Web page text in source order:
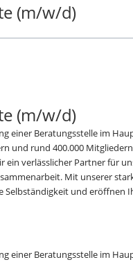
(m/w/d)
(m/w/d)
einer Beratungsstelle im
und rund 400.000
ein verlässlicher Partner für
Mit unserer
Selbständigkeit und eröffnen
einer Beratungsstelle im